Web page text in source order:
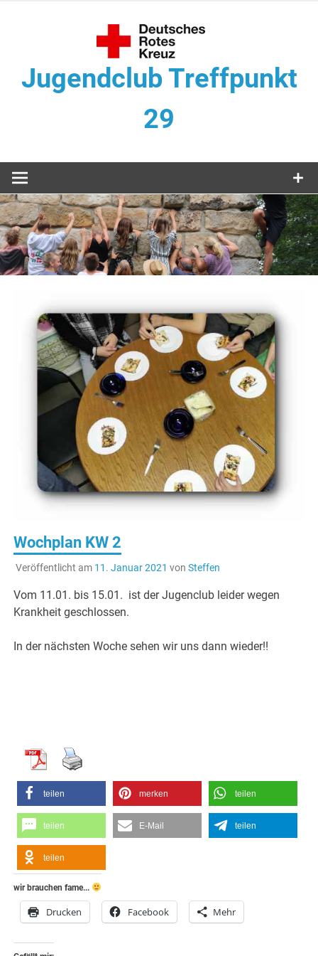
Jugendclub Treffpunkt
29
Wochplan KW 2
Veröffentlicht am 11. Januar 2021 von Steffen
Vom 11.01. bis 15.01. ist der Jugenclub leider wegen
Krankheit geschlossen.
In der nächsten Woche sehen wir uns dann wieder!!
teilen merken teilen
teilen E-Mail teilen
teilen
wir brauchen fame...
Drucken Facebook Mehr